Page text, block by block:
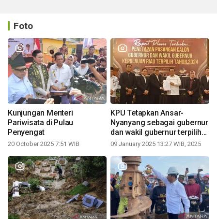
Foto
Kunjungan Menteri
Pariwisata di Pulau
Penyengat
20 October 2025 7:51 WIB
KPU Tetapkan Ansar-
Nyanyang sebagai gubernur
dan wakil gubernur terpilih
periode 2025-2030
09 January 2025 13:27 WIB, 2025